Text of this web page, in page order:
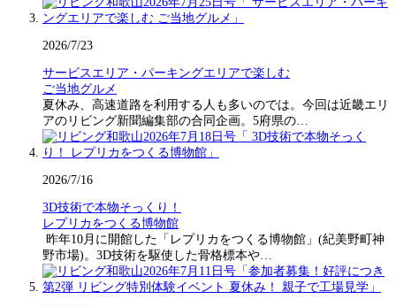
2026/7/23
サービスエリア・パーキングエリアで楽しむ
ご当地グルメ
夏休み、高速道路を利用する人も多いのでは。今回は近畿エリ
アのリビング新聞編集部の合同企画。5府県の…
2026/7/16
3D技術で本物そっくり！
レプリカをつくる博物館
昨年10月に開館した「レプリカをつくる博物館」(紀美野町神
野市場)。3D技術を駆使した骨格標本や…